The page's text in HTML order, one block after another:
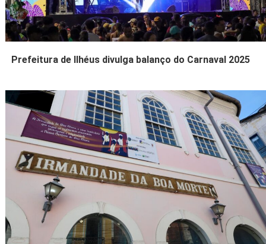
Prefeitura de Ilhéus divulga balanço do Carnaval 2025